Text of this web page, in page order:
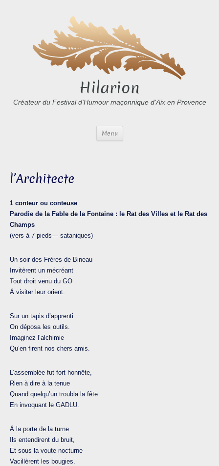
Hilarion
Créateur du Festival d'Humour maçonnique d'Aix en Provence
Menu
l’Architecte
1 conteur ou conteuse
Parodie de la Fable de la Fontaine : le Rat des Villes et le Rat des
Champs
(vers à 7 pieds— sataniques)
Un soir des Frères de Bineau
Invitèrent un mécréant
Tout droit venu du GO
À visiter leur orient.
Sur un tapis d’apprenti
On déposa les outils.
Imaginez l’alchimie
Qu’en firent nos chers amis.
L’assemblée fut fort honnête,
Rien à dire à la tenue
Quand quelqu’un troubla la fête
En invoquant le GADLU.
À la porte de la turne
Ils entendirent du bruit,
Et sous la voute nocturne
Vacillèrent les bougies.